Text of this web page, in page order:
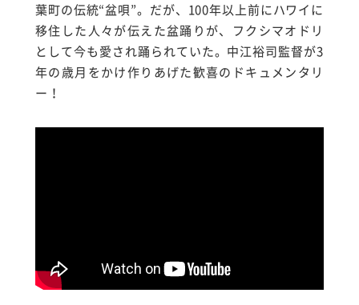
葉町の伝統“盆唄”。だが、100年以上前にハワイに
移住した人々が伝えた盆踊りが、フクシマオドリ
として今も愛され踊られていた。中江裕司監督が3
年の歳月をかけ作りあげた歓喜のドキュメンタリ
ー！